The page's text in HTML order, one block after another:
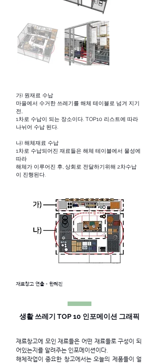
가) 원재료 수납
마을에서 수거한 쓰레기를 해체 테이블로 넘겨 지기
전,
1차로 수납이 되는 장소이다. TOP10 리스트에 따라
나뉘어 수납 된다.
나) 해체재료 수납
1차로 수납되어진 재료들은 해체 테이블에서 물성에
따라
해체가 이루어진 후, 상회로 전달하기위해 2차수납
이 진행된다.
재료창고 연출 - 한혜진
생활 쓰레기 TOP 10 인포메이션 그래픽
재료창고에 모인 재료들은 어떤 재료들로 구성이 되
어있는지를 알려주는 인포메이션이다.
해체작업이 중요한 창고에서는 오늘의 제품들이 얼